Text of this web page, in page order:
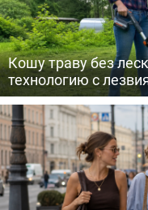
Кошу траву без
технологию с